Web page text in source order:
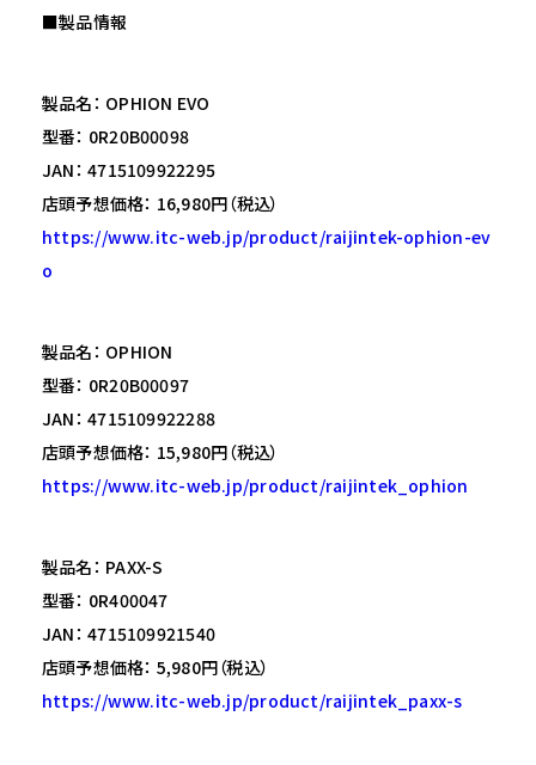
■製品情報
製品名： OPHION EVO
型番： 0R20B00098
JAN： 4715109922295
店頭予想価格： 16,980円（税込）
https://www.itc-web.jp/product/raijintek-ophion-ev
o
製品名： OPHION
型番： 0R20B00097
JAN： 4715109922288
店頭予想価格： 15,980円（税込）
https://www.itc-web.jp/product/raijintek_ophion
製品名： PAXX-S
型番： 0R400047
JAN： 4715109921540
店頭予想価格： 5,980円（税込）
https://www.itc-web.jp/product/raijintek_paxx-s